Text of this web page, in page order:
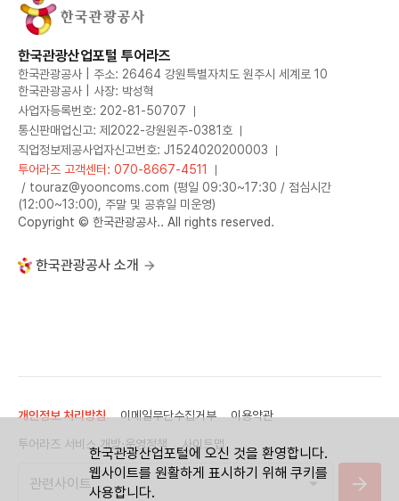
한국관광산업포털 투어라즈
한국관광공사 | 주소: 26464 강원특별자치도 원주시 세계로 10
한국관광공사 | 사장: 박성혁
사업자등록번호: 202-81-50707
통신판매업신고: 제2022-강원원주-0381호
직업정보제공사업자신고번호: J1524020200003
투어라즈 고객센터: 070-8667-4511
/ touraz@yooncoms.com (평일 09:30~17:30 / 점심시간
(12:00~13:00), 주말 및 공휴일 미운영)
Copyright © 한국관광공사.. All rights reserved.
한국관광공사 소개
개인정보 처리방침 이메일무단수집거부
이용약관
투어라즈 서비스 개방·운영정책
사이트맵
한국관광산업포털에 오신 것을 환영합니다.
웹사이트를 원활하게 표시하기 위해 쿠키를
사용합니다.